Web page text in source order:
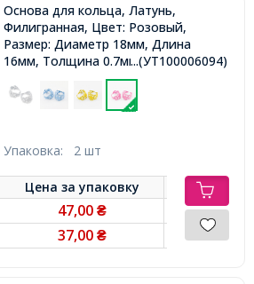
Основа для кольца, Латунь,
Филигранная, Цвет: Розовый,
Размер: Диаметр 18мм, Длина
16мм, Толщина 0.7мм, Размер
...(УТ100006094)
Упаковка: 2 шт
Цена заупаковку
47,00₴
37,00₴